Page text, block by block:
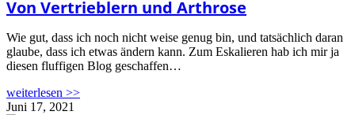
Von Vertrieblern und Arthrose
Wie gut, dass ich noch nicht weise genug bin, und tatsächlich daran
glaube, dass ich etwas ändern kann. Zum Eskalieren hab ich mir ja
diesen fluffigen Blog geschaffen…
weiterlesen >>
Juni 17, 2021